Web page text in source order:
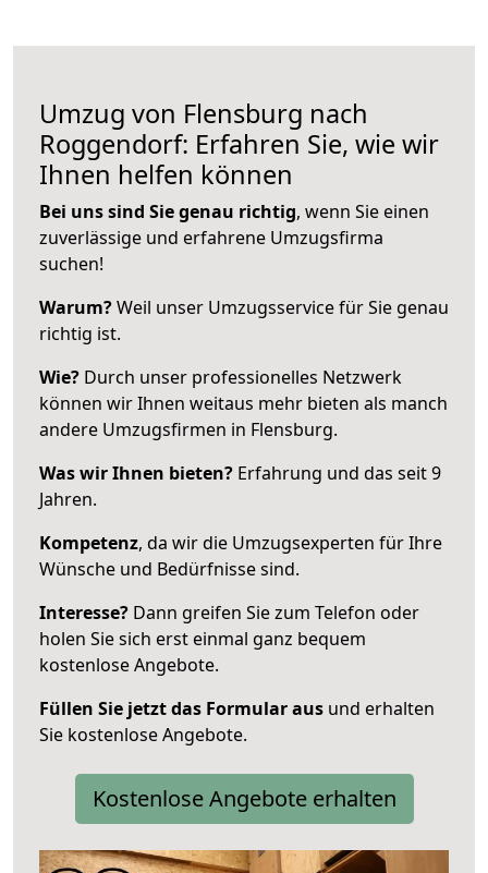
Umzug von Flensburg nach
Roggendorf: Erfahren Sie, wie wir
Ihnen helfen können
Bei uns sind Sie genau richtig, wenn Sie einen
zuverlässige und erfahrene Umzugsfirma
suchen!
Warum?Weil unser Umzugsservice für Sie genau
richtig ist.
Wie? Durch unser professionelles Netzwerk
können wir Ihnen weitaus mehr bieten als manch
andere Umzugsfirmen in Flensburg.
Was wir Ihnen bieten? Erfahrung und das seit 9
Jahren.
Kompetenz, da wir die Umzugsexperten für Ihre
Wünsche und Bedürfnisse sind.
Interesse? Dann greifen Sie zum Telefon oder
holen Sie sich erst einmal ganz bequem
kostenlose Angebote.
Füllen Sie jetzt das Formular aus und erhalten
Sie kostenlose Angebote.
Kostenlose Angebote erhalten